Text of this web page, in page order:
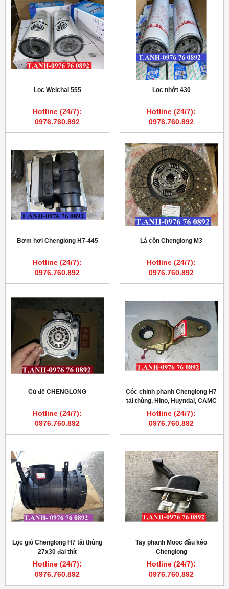
Lọc Weichai 555
Hotline (24/7):
0976.760.892
Lọc nhớt 430
Hotline (24/7):
0976.760.892
Bơm hơi Chenglong H7-445
Hotline (24/7):
0976.760.892
Lá côn Chenglong M3
Hotline (24/7):
0976.760.892
Củ đề CHENGLONG
Hotline (24/7):
0976.760.892
Cóc chỉnh phanh Chenglong H7
tải thùng, Hino, Huyndai, CAMC
Hotline (24/7):
0976.760.892
Lọc gió Chenglong H7 tải thùng
27x30 đai thít
Hotline (24/7):
0976.760.892
Tay phanh Mooc đầu kéo
Chenglong
Hotline (24/7):
0976.760.892